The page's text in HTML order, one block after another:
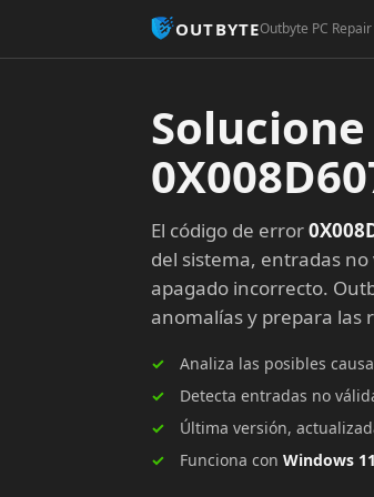
OUTBYTEOutbyte PC
El código de error
del sistema, entradas
apagado incorrecto.
anomalías y prepara las
Analiza las posibles
Detecta entradas no
Última versión,
Funciona con Windows